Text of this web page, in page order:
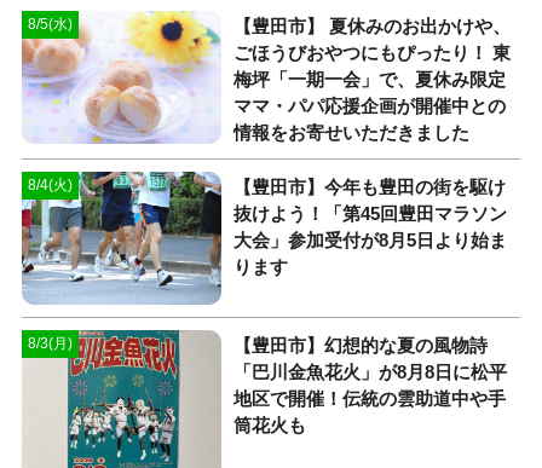
8/5(水)
【豊田市】 夏休みのお出かけや、
ごほうびおやつにもぴったり！ 東
梅坪「一期一会」で、夏休み限定
ママ・パパ応援企画が開催中との
情報をお寄せいただきました
8/4(火)
【豊田市】今年も豊田の街を駆け
抜けよう！「第45回豊田マラソン
大会」参加受付が8月5日より始ま
ります
8/3(月)
【豊田市】幻想的な夏の風物詩
「巴川金魚花火」が8月8日に松平
地区で開催！伝統の雲助道中や手
筒花火も